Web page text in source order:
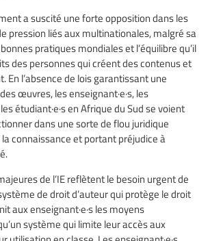
a suscité une forte opposition dans les
pression liés aux multinationales, malgré sa
pratiques mondiales et l’équilibre qu’il
des personnes qui créent des contenus et
En l’absence de lois garantissant une
œuvres, les enseignant·e·s, les
étudiant·e·s en Afrique du Sud se voient
dans une sorte de flou juridique
connaissance et portant préjudice à
de l’IE reflètent le besoin urgent de
de droit d’auteur qui protège le droit
aux enseignant·e·s les moyens
système qui limite leur accès aux